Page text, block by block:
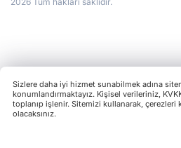
Sizlere daha iyi hizmet sunabilmek adına
konumlandırmaktayız. Kişisel verileriniz,
toplanıp işlenir. Sitemizi kullanarak, çerezleri
olacaksınız.